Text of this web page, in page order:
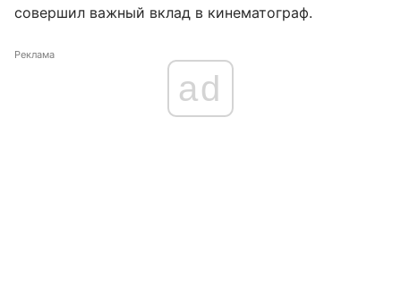
совершил важный вклад в кинематограф.
Реклама
ad